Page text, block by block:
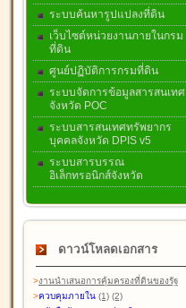
ระบบค้นหารูปแปลงที่ดิน
เว็บไซต์หน่วยงานภายในกรม
ที่ดิน
ศูนย์ปฏิบัติการกรมที่ดิน
ระบบจัดการข้อมูลสารสนเทศ
จังหวัด POC
ระบบสารสนเทศทรัพยากร
บุคคลจังหวัด DPIS v5
ระบบสารบรรณ
อิเล็กทรอนิกส์จังหวัด
ดาวน์โหลดเอกสาร
>งานนำเสนอการคุ้มครองที่ดินของรัฐ
>ควบคุมภายใน (1) (2)